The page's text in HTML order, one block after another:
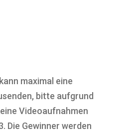
maximal eine
bitte aufgrund
Videoaufnahmen
Die Gewinner werden